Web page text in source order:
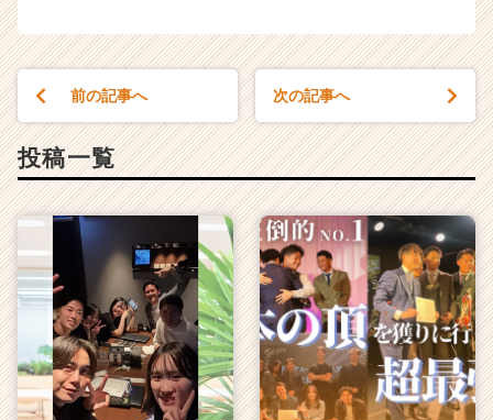
キ
（C
e
r
a
r
e
e
r）
前の記事へ 次の記事へ
投稿一覧